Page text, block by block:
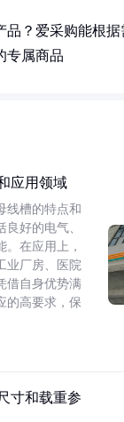
品？爱采购能根
专属商品
应用领域
线槽的特点和
好的电气、
。在应用上，
业厂房、医院
借自身优势满
的高要求，保
寸和载重参